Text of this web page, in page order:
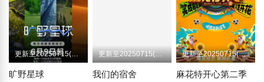
更新至20250715(第6期加更)
旷野星球
更新至20250715(第4期)
我们的宿舍
更新至20250715(麻丫你来啦)
麻花特开心第二季